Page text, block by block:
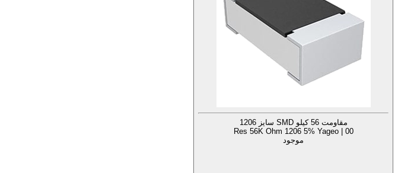
مقاومت 56 کیلو SMD سایز 1206
Res 56K Ohm 1206 5% Yageo | 00
موجود